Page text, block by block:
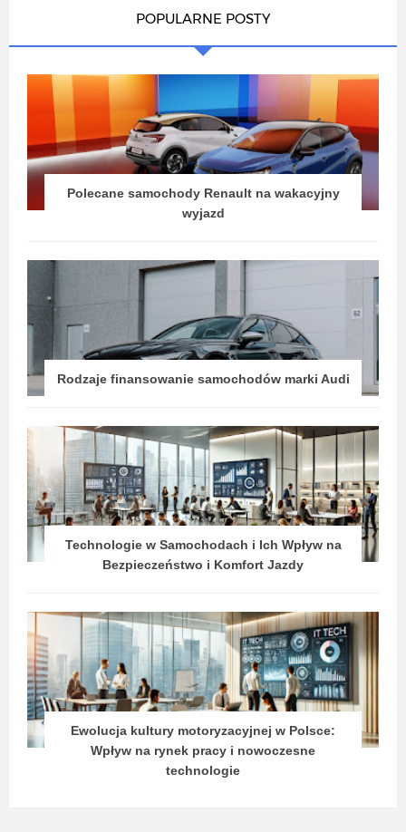
POPULARNE POSTY
Polecane samochody Renault na wakacyjny
wyjazd
Rodzaje finansowanie samochodów marki Audi
Technologie w Samochodach i Ich Wpływ na
Bezpieczeństwo i Komfort Jazdy
Ewolucja kultury motoryzacyjnej w Polsce:
Wpływ na rynek pracy i nowoczesne
technologie